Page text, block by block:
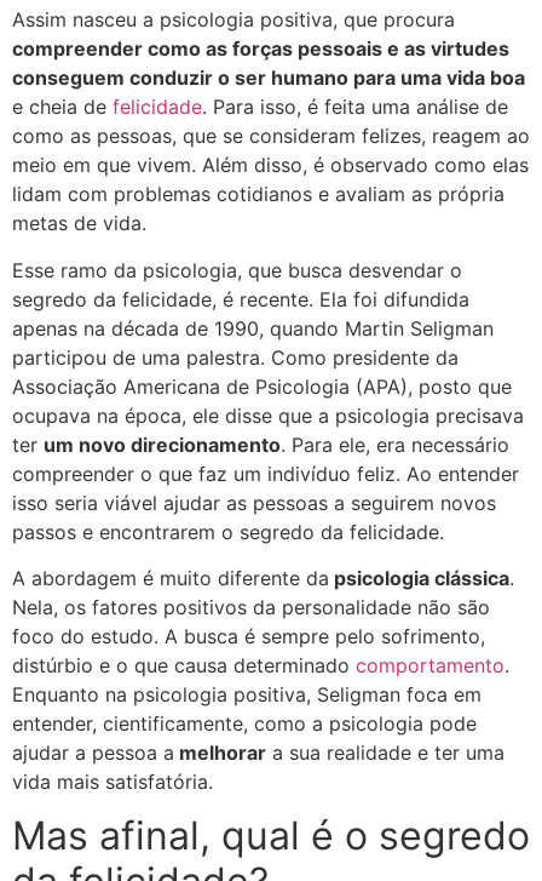
Assim nasceu a psicologia positiva, que procura
compreender como as forças pessoais e as virtudes
conseguem conduzir o ser humano para uma vida boa
e cheia de felicidade. Para isso, é feita uma análise de
como as pessoas, que se consideram felizes, reagem ao
meio em que vivem. Além disso, é observado como elas
lidam com problemas cotidianos e avaliam as própria
metas de vida.
Esse ramo da psicologia, que busca desvendar o
segredo da felicidade, é recente. Ela foi difundida
apenas na década de 1990, quando Martin Seligman
participou de uma palestra. Como presidente da
Associação Americana de Psicologia (APA), posto que
ocupava na época, ele disse que a psicologia precisava
ter um novo direcionamento. Para ele, era necessário
compreender o que faz um indivíduo feliz. Ao entender
isso seria viável ajudar as pessoas a seguirem novos
passos e encontrarem o segredo da felicidade.
A abordagem é muito diferente da psicologia clássica.
Nela, os fatores positivos da personalidade não são
foco do estudo. A busca é sempre pelo sofrimento,
distúrbio e o que causa determinado comportamento.
Enquanto na psicologia positiva, Seligman foca em
entender, cientificamente, como a psicologia pode
ajudar a pessoa a melhorar a sua realidade e ter uma
vida mais satisfatória.
Mas afinal, qual é o segredo